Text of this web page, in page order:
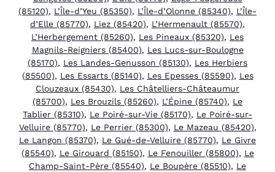
(85120), L’Île-d’Yeu (85350), L’Île-d’Olonne (85340), L’Île-
d’Elle (85770), Liez (85420), L’Hermenault (85570),
L’Herbergement (85260), Les Pineaux (85320), Les
Magnils-Reigniers (85400), Les Lucs-sur-Boulogne
(85170), Les Landes-Genusson (85130), Les Herbiers
(85500), Les Essarts (85140), Les Epesses (85590), Les
Clouzeaux (85430), Les Châtelliers-Châteaumur
(85700), Les Brouzils (85260), L’Épine (85740), Le
Tablier (85310), Le Poiré-sur-Vie (85170), Le Poiré-sur-
Velluire (85770), Le Perrier (85300), Le Mazeau (85420),
Le Langon (85370), Le Gué-de-Velluire (85770), Le Givre
(85540), Le Girouard (85150), Le Fenouiller (85800), Le
Champ-Saint-Père (85540), Le Boupère (85510), Le